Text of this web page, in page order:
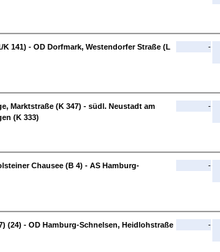
141) - OD Dorfmark, Westendorfer Straße (L
-
Marktstraße (K 347) - südl. Neustadt am
(K 333)
-
Chausee (B 4) - AS Hamburg-
-
(24) - OD Hamburg-Schnelsen, Heidlohstraße
-